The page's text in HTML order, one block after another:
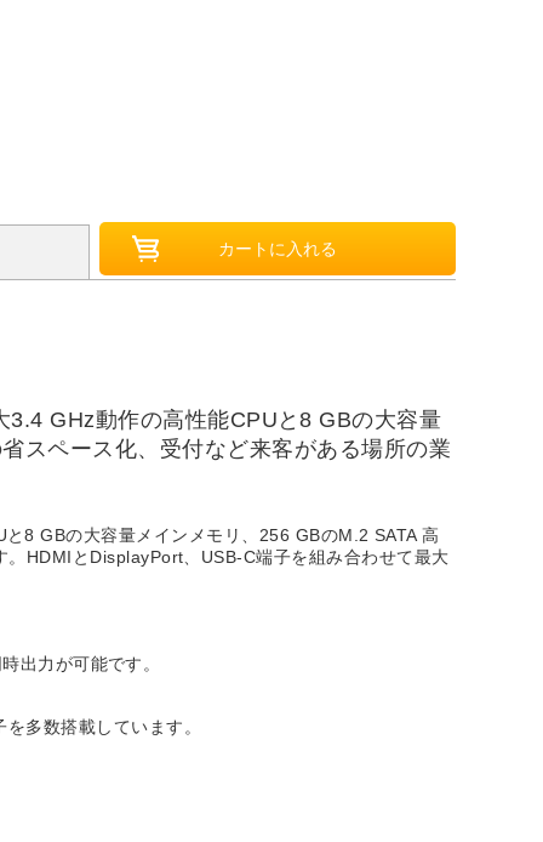
GHz動作の高性能CPUと8 GBの大容量
スペース化、受付など来客がある場所の業
8 GBの大容量メインメモリ、256 GBのM.2 SATA 高
HDMIとDisplayPort、USB-C端子を組み合わせて最大
出力が可能です。
多数搭載しています。